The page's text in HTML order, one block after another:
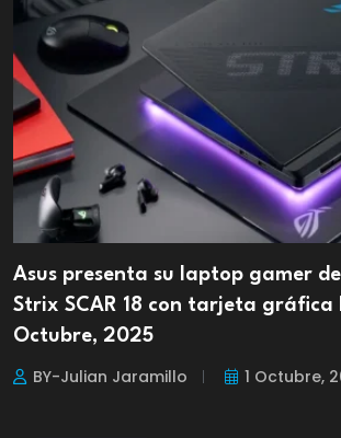
Asus presenta su laptop gamer
Strix SCAR 18 con tarjeta gráfica
Octubre, 2025
BY-Julian Jaramillo 1 Octubre,